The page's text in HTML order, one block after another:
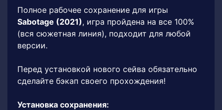
Полное рабочее сохранение для игры
Sabotage (2021), игра пройдена на все 100%
(вся сюжетная линия), подходит для любой
версии.
Перед установкой нового сейва обязательно
сделайте бэкап своего прохождения!
Установка сохранения: